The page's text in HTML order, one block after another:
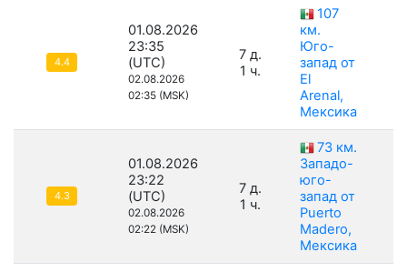
4.4
01.08.2026
23:35
(UTC)
02.08.2026
02:35 (MSK)
7 д.
1 ч.
107
км.
Юго-
запад от
El
Arenal,
Мексика
4.3
01.08.2026
23:22
(UTC)
02.08.2026
02:22 (MSK)
7 д.
1 ч.
73 км.
Западо-
юго-
запад от
Puerto
Madero,
Мексика